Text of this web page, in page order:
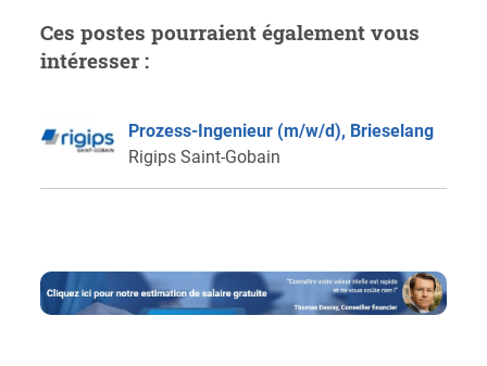
Ces postes pourraient également vous
intéresser :
Prozess-Ingenieur (m/w/d), Brieselang
Rigips Saint-Gobain